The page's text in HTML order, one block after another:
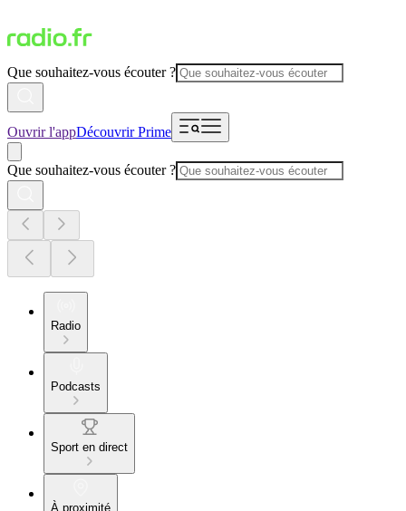
Que souhaitez-vous écouter ?
Ouvrir l'appDécouvrir Prime
Que souhaitez-vous écouter ?
Radio
Podcasts
Sport en direct
À proximité